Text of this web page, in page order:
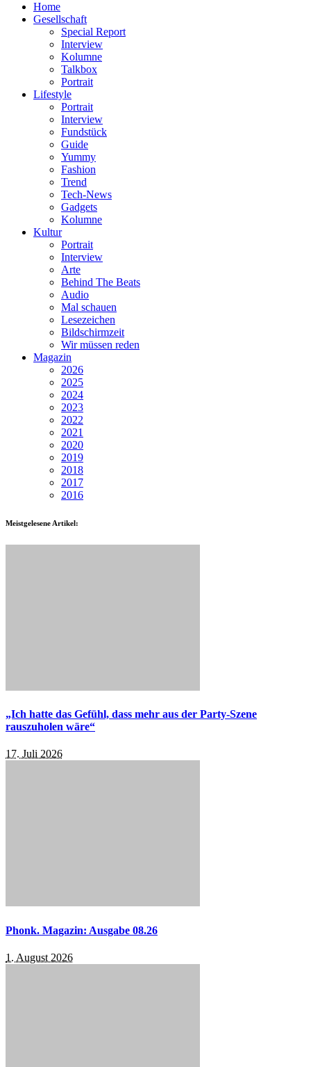
Home
Gesellschaft
Special Report
Interview
Kolumne
Talkbox
Portrait
Lifestyle
Portrait
Interview
Fundstück
Guide
Yummy
Fashion
Trend
Tech-News
Gadgets
Kolumne
Kultur
Portrait
Interview
Arte
Behind The Beats
Audio
Mal schauen
Lesezeichen
Bildschirmzeit
Wir müssen reden
Magazin
2026
2025
2024
2023
2022
2021
2020
2019
2018
2017
2016
Meistgelesene Artikel:
„Ich hatte das Gefühl, dass mehr aus der Party-Szene
rauszuholen wäre“
17. Juli 2026
Phonk. Magazin: Ausgabe 08.26
1. August 2026